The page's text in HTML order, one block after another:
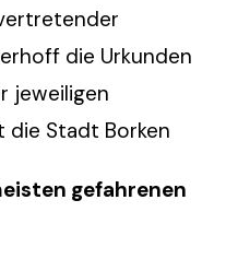
die Urkunden
jeweiligen
die Stadt Borken
gefahrenen